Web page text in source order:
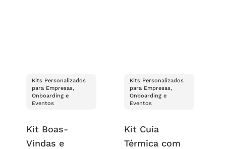
Kits Personalizados
para Empresas,
Onboarding e
Eventos
Kit Boas-
Vindas e
Kits Personalizados
para Empresas,
Onboarding e
Eventos
Kit Cuia
Térmica com